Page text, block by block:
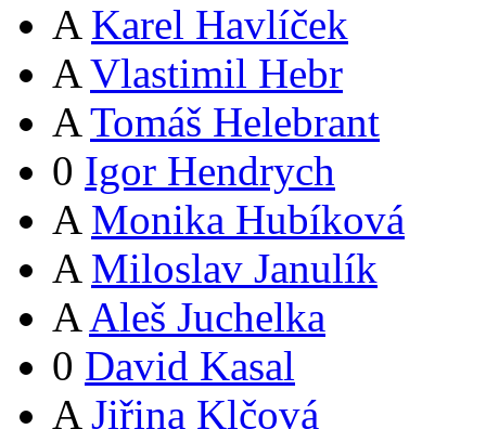
A Karel Havlíček
A Vlastimil Hebr
A Tomáš Helebrant
0 Igor Hendrych
A Monika Hubíková
A Miloslav Janulík
A Aleš Juchelka
0 David Kasal
A Jiřina Klčová